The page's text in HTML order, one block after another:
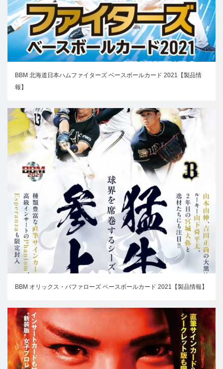
BBM 北海道日本ハムファイターズ ベースボールカード 2021【製品情
報】
BBM オリックス・バファローズ ベースボールカード 2021【製品情報】